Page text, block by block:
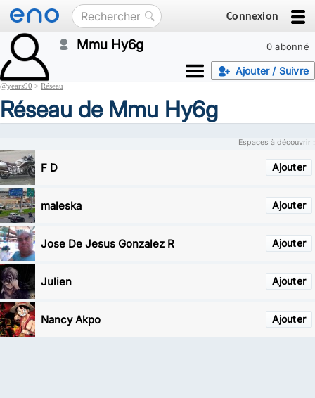
Connexion
0 abonné
Mmu Hy6g
Ajouter / Suivre
@years90 > Réseau
Réseau de Mmu Hy6g
Espaces à découvrir :
Ajouter
F D
Ajouter
maleska
Ajouter
Jose De Jesus Gonzalez R
Ajouter
Julien
Ajouter
Nancy Akpo